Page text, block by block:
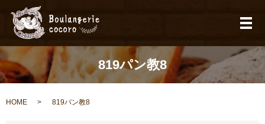
メ
819パン教8
HOME 819パン教8